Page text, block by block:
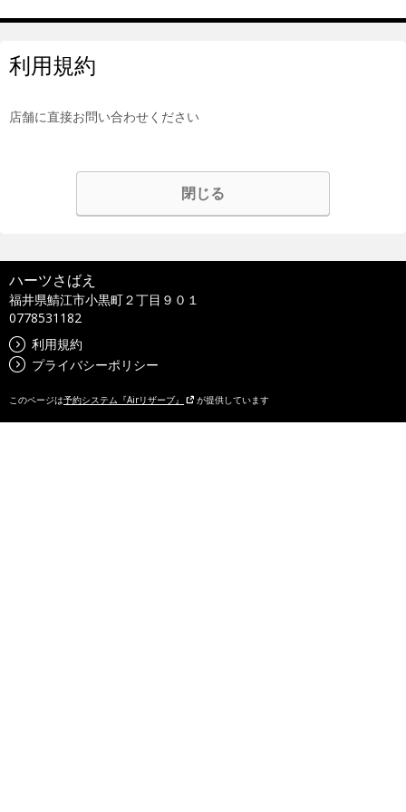
利用規約
店舗に直接お問い合わせください
閉じる
ハーツさばえ
福井県鯖江市小黒町２丁目９０１
0778531182
利用規約
プライバシーポリシー
このページは予約システム『Airリザーブ』 が提供しています